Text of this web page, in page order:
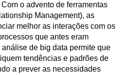
o advento de ferramentas
Management), as
melhor as interações com os
que antes eram
de big data permite que
tendências e padrões de
a prever as necessidades